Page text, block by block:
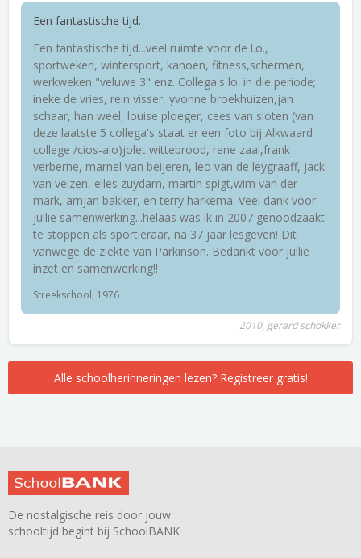
Een fantastische tijd.
Een fantastische tijd...veel ruimte voor de l.o.,
sportweken, wintersport, kanoen, fitness,schermen,
werkweken "veluwe 3" enz. Collega's lo. in die periode;
ineke de vries, rein visser, yvonne broekhuizen,jan
schaar, han weel, louise ploeger, cees van sloten (van
deze laatste 5 collega's staat er een foto bij Alkwaard
college /cios-alo)jolet wittebrood, rene zaal,frank
verberne, marnel van beijeren, leo van de leygraaff, jack
van velzen, elles zuydam, martin spigt,wim van der
mark, arnjan bakker, en terry harkema. Veel dank voor
jullie samenwerking...helaas was ik in 2007 genoodzaakt
te stoppen als sportleraar, na 37 jaar lesgeven! Dit
vanwege de ziekte van Parkinson. Bedankt voor jullie
inzet en samenwerking!!
Streekschool, 1976
2010, gerard schokker
Alle schoolherinneringen lezen? Registreer gratis!
De nostalgische reis door jouw
schooltijd begint bij SchoolBANK